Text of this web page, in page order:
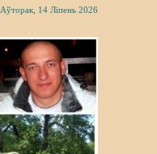
Аўторак, 14 Ліпень 2026